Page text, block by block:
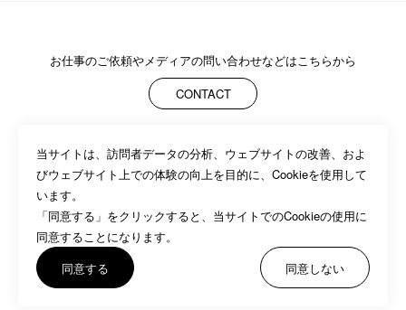
お仕事のご依頼やメディアの問い合わせなどはこちらから
CONTACT
ABOUT MEMBERS WORK NEWS/EVENTS
CONTACT
PRIVACY POLICY
当サイトは、訪問者データの分析、ウェブサイトの改善、およ
びウェブサイト上での体験の向上を目的に、Cookieを使用して
います。
「同意する」をクリックすると、当サイトでのCookieの使用に
同意することになります。
同意する
同意しない